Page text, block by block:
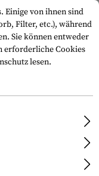
M-
Einige von ihnen sind
Filter, etc.), während
Sie können entweder
erforderliche Cookies
lesen.